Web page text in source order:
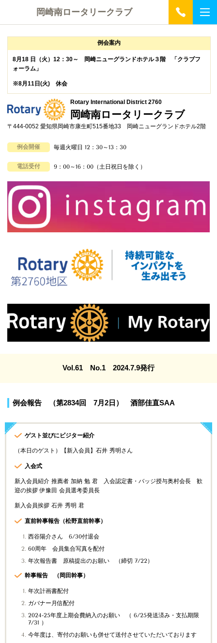
岡崎南ロータリークラブ
例会案内
8月18 日（火）12：30～ 岡崎ニューグランドホテル３階
「クラブフ
ォーラム」
※8月11日(火) 休会
Rotary International District 2760
岡崎南ロータリークラブ
〒444-0052 愛知県岡崎市康生町515番地33 岡崎ニューグランドホテル2階
例会開催 毎週火曜日 12：30～13：30
電話受付 9：00～16：00（土日祝日を除く）
Vol.61 No.1 2024.7.9発行
例会報告 （第2834回 7月2日） 酒部佳直SAA
ゲスト並びにビジター紹介
（本日のゲスト）【新入会員】石井 秀明さん
入会式
新入会員紹介 推薦者 加納 勉 君 入会認定書・バッジ授与奥村会長 歓
迎の挨拶 伊豫田 会員選考委員長
新入会員挨拶 石井 秀明 君
直前幹事報告（松野直前幹事）
西谷陽介さん 6/30付退会
60周年 会員集合写真を配付
年次報告書 原稿提出のお願い （締切 7/22）
幹事報告 （岡田幹事）
年次計画書配付
ガバナー月信配付
2024-25年度上期会費納入のお願い （ 6/25発送済み・支払期限
7/31 ）
今年度は、寄付のお願いも併せて送付させていただいております